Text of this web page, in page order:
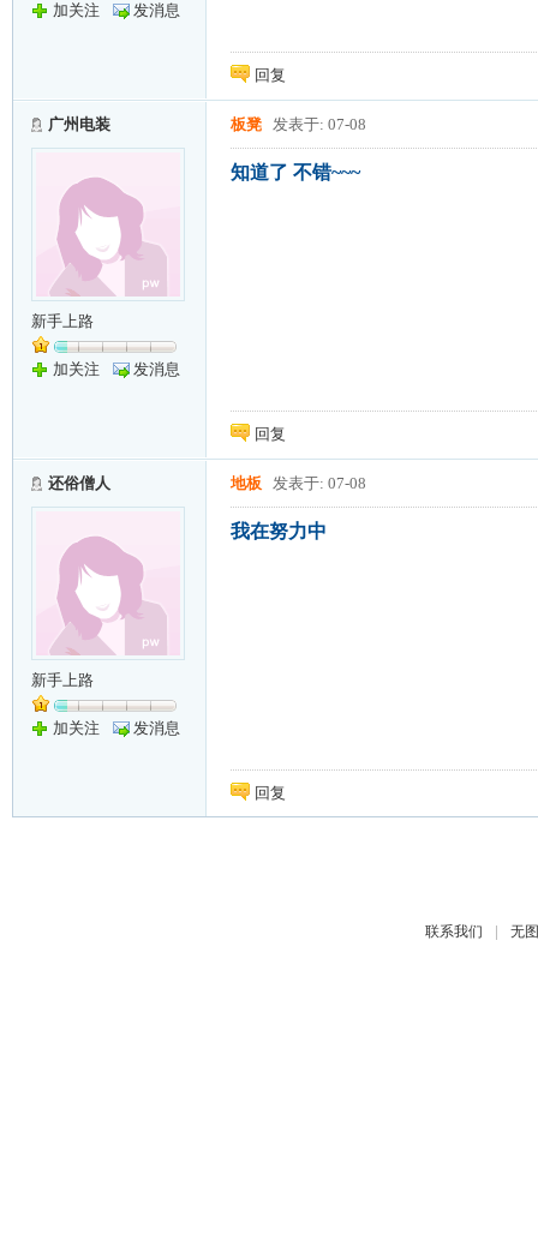
加关注 发消息
回复
广州电装
新手上路
加关注 发消息
板凳 发表于: 07-08
知道了 不错~~~
回复
还俗僧人
新手上路
加关注 发消息
地板 发表于: 07-08
我在努力中
回复
联系我们 | 无